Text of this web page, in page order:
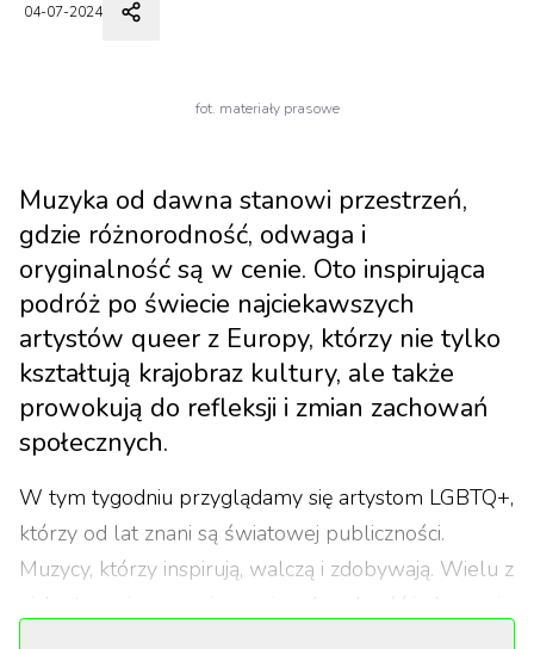
04-07-2024
fot. materiały prasowe
Muzyka od dawna stanowi przestrzeń,
gdzie różnorodność, odwaga i
oryginalność są w cenie. Oto inspirująca
podróż po świecie najciekawszych
artystów queer z Europy, którzy nie tylko
kształtują krajobraz kultury, ale także
prowokują do refleksji i zmian zachowań
społecznych.
W tym tygodniu przyglądamy się artystom LGBTQ+,
którzy od lat znani są światowej publiczności.
Muzycy, którzy inspirują, walczą i zdobywają. Wielu z
nich otwarcie wyznaje swoją seksualność i ekspresję